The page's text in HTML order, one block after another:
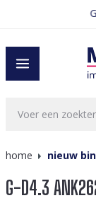
home nieuw
G-D4.3